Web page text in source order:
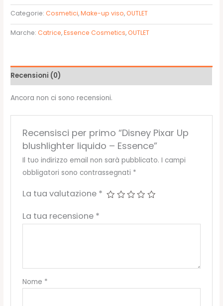
Up
blushlighter
liquido
quantità
Categorie:Cosmetici,Make-up viso,OUTLET
Marche:Catrice,Essence Cosmetics,OUTLET
Recensioni (0)
Ancora non ci sono recensioni.
Recensisci per primo “Disney Pixar Up
blushlighter liquido – Essence”
Il tuo indirizzo email non sarà pubblicato. I campi
obbligatori sono contrassegnati *
La tua valutazione *
La tua recensione *
Nome *